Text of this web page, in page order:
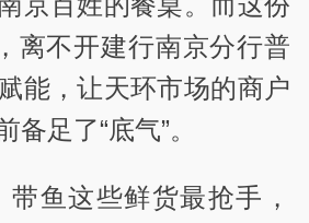
离不开建行南京分行普
能，让天环市场的商户
足了“底气”。
带鱼这些鲜货最抢手，